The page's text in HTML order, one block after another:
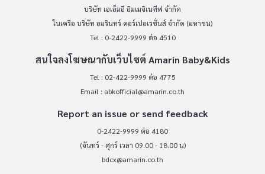
บริษัท เอเอ็มอี อิมเมจิเนทีฟ จำกัด
ในเครือ บริษัท อมรินทร์ คอร์เปอเรชั่นส์ จำกัด (มหาชน)
Tel : 0-2422-9999 ต่อ 4510
สนใจลงโฆษณากับเว็บไซต์ Amarin Baby&Kids
Tel : 02-422-9999 ต่อ 4775
Email : abkofficial@amarin.co.th
Report an issue or send feedback
0-2422-9999 ต่อ 4180
(จันทร์ - ศุกร์ เวลา 09.00 - 18.00 น)
bdcx@amarin.co.th